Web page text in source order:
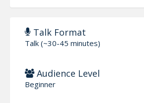
Talk Format
Talk (~30-45 minutes)
Audience Level
Beginner